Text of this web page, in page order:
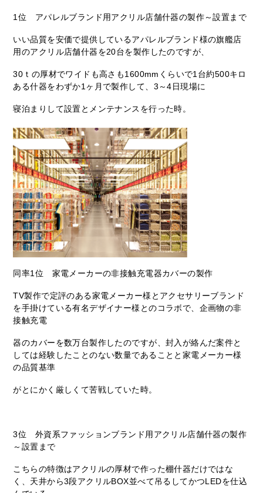
1位 アパレルブランド用アクリル店舗什器の製作～設置まで
いい品質を安価で提供しているアパレルブランド様の旗艦店
用のアクリル店舗什器を20台を製作したのですが、
30ｔの厚材でワイドも高さも1600mmくらいで1台約500キロ
ある什器をわずか1ヶ月で製作して、3～4日現場に
寝泊まりして設置とメンテナンスを行った時。
同率1位 家電メーカーの非接触充電器カバーの製作
TV製作で定評のある家電メーカー様とアクセサリーブランド
を手掛けている有名デザイナー様とのコラボで、企画物の非
接触充電
器のカバーを数万台製作したのですが、封入が絡んだ案件と
しては経験したことのない数量であることと家電メーカー様
の品質基準
がとにかく厳しくて苦戦していた時。
3位 外資系ファッションブランド用アクリル店舗什器の製作
～設置まで
こちらの特徴はアクリルの厚材で作った棚什器だけではな
く、天井から3段アクリルBOX並べて吊るしてかつLEDを仕込